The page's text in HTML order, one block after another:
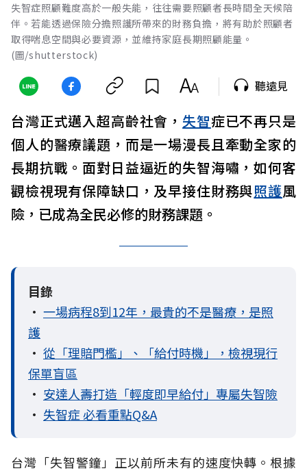
失智症照顧難度高於一般失能，往往需要照顧者長時間全天候陪
伴。若能透過保險分擔照護所帶來的財務負擔，將有助於照顧者
取得喘息空間與必要資源，並維持家庭長期照顧能量。
(圖/shutterstock)
聽遠見
台灣正式邁入超高齡社會， 失智症已不再只是
個人的醫療議題，而是一場漫長且牽動全家的
長期抗戰。面對日益逼近的失智海嘯，如何客
觀檢視現有保障缺口，及早接住財務與照護風
險，已成為全民必修的財務課題。
目錄
• 一場病程8到12年，最貴的不是醫療，是照
護
• 從「理賠門檻」、「給付時機」，檢視現行
保單盲區
• 安達人壽打造「輕度即早給付」專屬失智險
• 失智症 必看重點Q&A
台灣「失智警鐘」正以前所未有的速度快轉。根據